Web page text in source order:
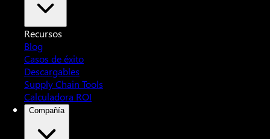
Recursos
Blog
Casos de éxito
Descargables
Supply Chain Tools
Calculadora ROI
Compañía